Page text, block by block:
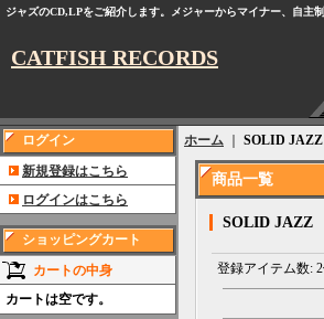
ジャズのCD,LPをご紹介します。メジャーからマイナー、自主
CATFISH RECORDS
ログイン
新規登録はこちら
ログインはこちら
ショッピングカート
カートの中身
カートは空です。
ホーム SOLID JAZZ
商品一覧
SOLID JAZZ
登録アイテム数: